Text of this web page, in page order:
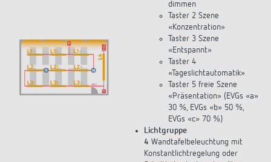
dimmen
Taster 2 Szene
«Konzentration»
Taster 3 Szene
«Entspannt»
Taster 4
«Tageslichtautomatik»
Taster 5 freie Szene
«Präsentation» (EVGs «a»
30 %, EVGs «b» 50 %,
EVGs «c» 70 %)
Lichtgruppe
4 Wandtafelbeleuchtung mit
Konstantlichtregelung oder